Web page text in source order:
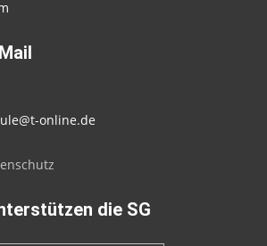
online.de
die SG